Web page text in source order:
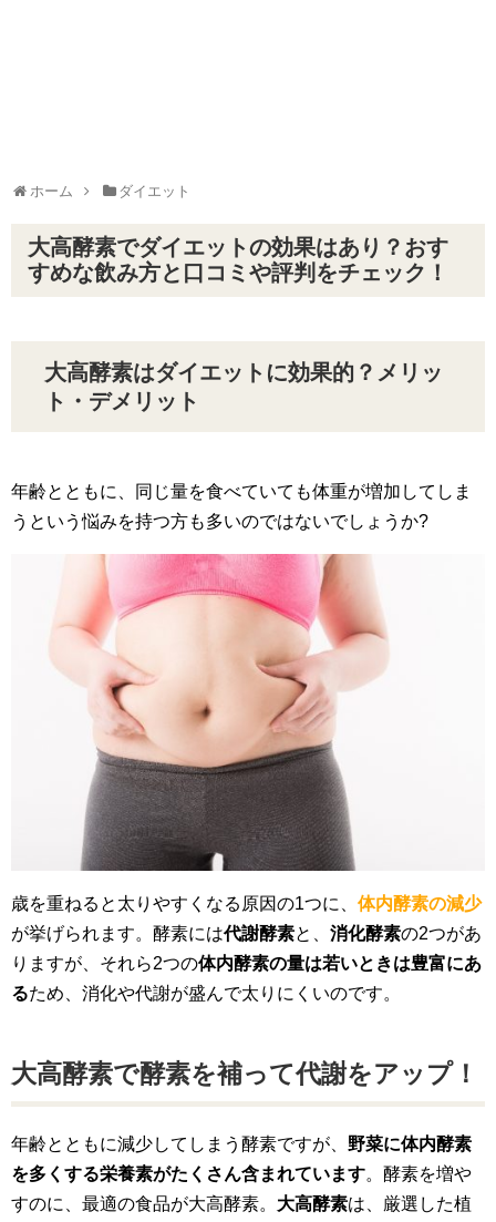
ホーム ダイエット
大高酵素でダイエットの効果はあり？おす
すめな飲み方と口コミや評判をチェック！
大高酵素はダイエットに効果的？メリッ
ト・デメリット
年齢とともに、同じ量を食べていても体重が増加してしま
うという悩みを持つ方も多いのではないでしょうか?
歳を重ねると太りやすくなる原因の1つに、 体内酵素の減少
が挙げられます。酵素には代謝酵素と、 消化酵素の2つがあ
りますが、それら2つの体内酵素の量は若いときは豊富にあ
るため、消化や代謝が盛んで太りにくいのです。
大高酵素で酵素を補って代謝をアップ！
年齢とともに減少してしまう酵素ですが、 野菜に体内酵素
を多くする栄養素がたくさん含まれています。酵素を増や
すのに、最適の食品が大高酵素。 大高酵素は、厳選した植